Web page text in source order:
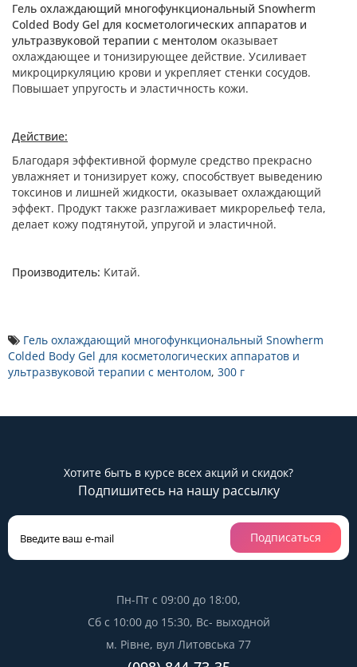
Гель охлаждающий многофункциональный Snowherm
Colded Body Gel для косметологических аппаратов и
ультразвуковой терапии с ментолом оказывает
охлаждающее и тонизирующее действие. Усиливает
микроциркуляцию крови и укрепляет стенки сосудов.
Повышает упругость и эластичность кожи.
Действие:
Благодаря эффективной формуле средство прекрасно
увлажняет и тонизирует кожу, способствует выведению
токсинов и лишней жидкости, оказывает охлаждающий
эффект. Продукт также разглаживает микрорельеф тела,
делает кожу подтянутой, упругой и эластичной.
Производитель: Китай.
Гель охлаждающий многофункциональный Snowherm
Colded Body Gel для косметологических аппаратов и
ультразвуковой терапии с ментолом, 300 г
Хотите быть в курсе всех акций и скидок?
Подпишитесь на нашу рассылку
Подписаться
Пн-Пт с 09:00 до 18:00,
Сб с 10:00 до 15:30, Вс- выходной
м. Рівне, вул Литовська 77